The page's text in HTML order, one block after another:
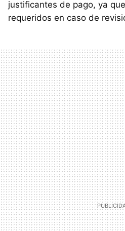
justificantes de pago, ya
requeridos en caso de